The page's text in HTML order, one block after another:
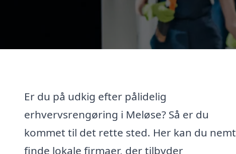
Er du på udkig efter pålidelig
erhvervsrengøring i Meløse? Så er du
kommet til det rette sted. Her kan du nemt
finde lokale firmaer, der tilbyder